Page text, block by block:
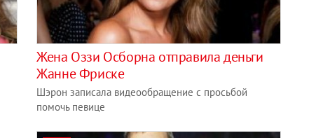
Жена Оззи Осборна отправила деньги
Жанне Фриске
Шэрон записала видеообращение с просьбой
помочь певице